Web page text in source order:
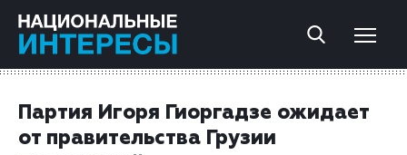
Партия Игоря Гиоргадзе ожидает
от правительства Грузии